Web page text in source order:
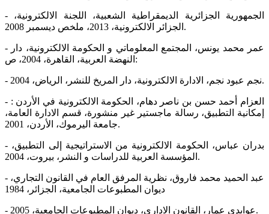
- الجمهورية الجزائرية الديمقراطية الشعبية، اللجنة الالكترونية،
الجزائر الالكترونية، 2013، ملخص ديسمبر 2008.
- عمر محمد يونس، المجتمع المعلوماتي و الحكومة الالكترونية، دار
النهضة العربية، القاهرة، 2004، ص:
- نجم عبود نجم، الادارة الالكترونية، دار المريخ للنشر، الرياض، 2004.
- العزام أحمد حسن بن ناصر دهام، الحكومة الالكترونية في الأردن :
إمكانية التطبيق، رسالة ماجستير غير منشورة، قسم الادارة العامة،
جامعة اليرموك، الأردن، 2001.
- بدران عباس، الحكومة الالكترونية من الاستراتيجية إلى التطبيق،
المؤسسة العربية للدراسات و النشر، بيروت، 2004.
- عبد الحميد محمد فاروق، نظرية المرفق العام في القانون التجاري،
ديوان المطبوعات الجامعية، الجزائر، 1984
- عوابدي عمار، القانون الاداري، ديوان المطبوعات الجامعية، 2005.